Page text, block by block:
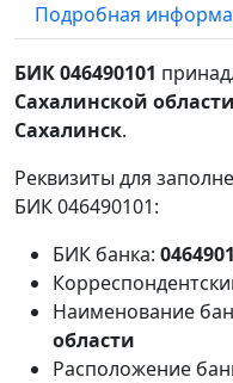
Подробная
БИК 046490101
Сахалинской области
Сахалинск.
Реквизиты для
БИК 046490101:
БИК банка:
Наименование
области
Расположение